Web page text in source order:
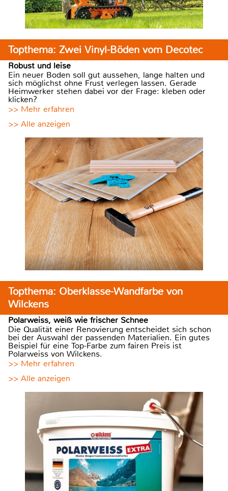
Topthema: Zwei Vinyl-Böden vom Decotec
Robust und leise
Ein neuer Boden soll gut aussehen, lange halten und
sich möglichst ohne Frust verlegen lassen. Gerade
Heimwerker stehen dabei vor der Frage: kleben oder
klicken?
>> Mehr erfahren
>> Alle anzeigen
Topthema: Oberklasse-Wandfarbe von
Wilckens
Polarweiss, weiß wie frischer Schnee
Die Qualität einer Renovierung entscheidet sich schon
bei der Auswahl der passenden Materialien. Ein gutes
Beispiel für eine Top-Farbe zum fairen Preis ist
Polarweiss von Wilckens.
>> Mehr erfahren
>> Alle anzeigen